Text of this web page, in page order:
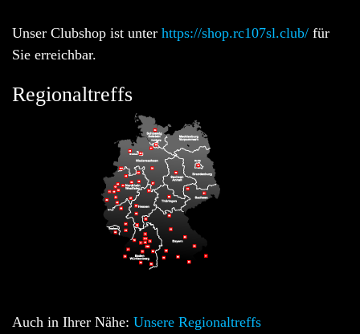
Unser Clubshop ist unter https://shop.rc107sl.club/ für
Sie erreichbar.
Regionaltreffs
Auch in Ihrer Nähe: Unsere Regionaltreffs